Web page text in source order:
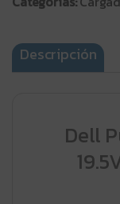
Descripción
Dell